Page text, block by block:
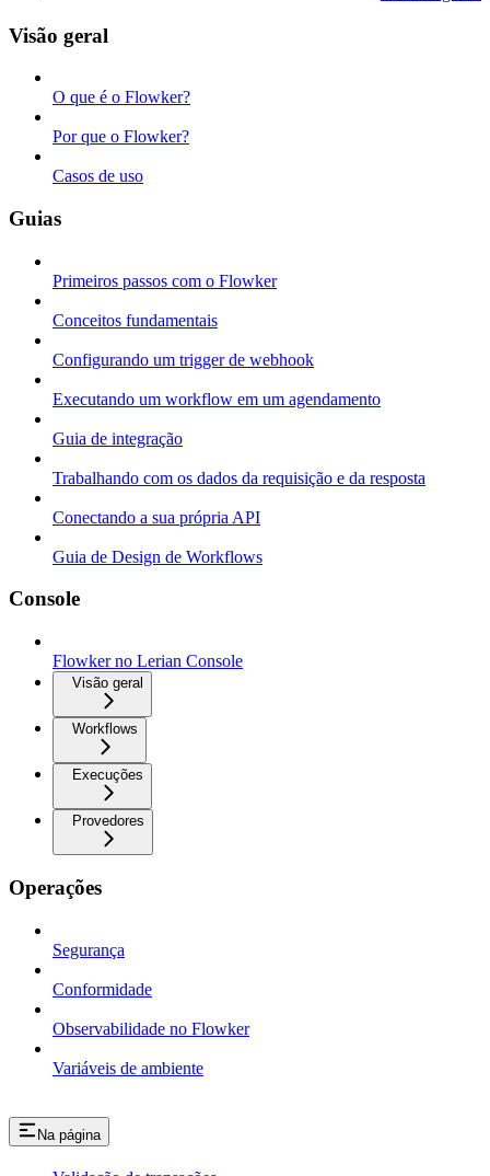
Visão geral
O que é o Flowker?
Por que o Flowker?
Casos de uso
Guias
Primeiros passos com o Flowker
Conceitos fundamentais
Configurando um trigger de webhook
Executando um workflow em um agendamento
Guia de integração
Trabalhando com os dados da requisição e da resposta
Conectando a sua própria API
Guia de Design de Workflows
Console
Flowker no Lerian Console
Visão geral
Workflows
Execuções
Provedores
Operações
Segurança
Conformidade
Observabilidade no Flowker
Variáveis de ambiente
Na página